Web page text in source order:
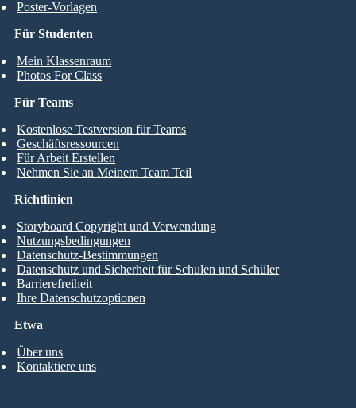
Für Studenten
Mein Klassenraum
Photos For Class
Poster-Vorlagen
Für Teams
Kostenlose Testversion für Teams
Geschäftsressourcen
Für Arbeit Erstellen
Nehmen Sie an Meinem Team Teil
Etwa
Über uns
Kontaktiere uns
Richtlinien
Storyboard Copyright und Verwendung
Nutzungsbedingungen
Datenschutz-Bestimmungen
Datenschutz und Sicherheit für Schulen und Schüler
Barrierefreiheit
Ihre Datenschutzoptionen